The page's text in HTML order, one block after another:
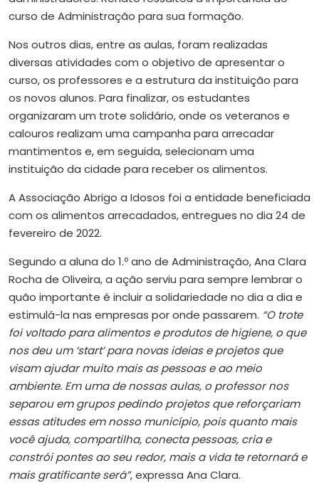
curso de Administração para sua formação.
Nos outros dias, entre as aulas, foram realizadas
diversas atividades com o objetivo de apresentar o
curso, os professores e a estrutura da instituição para
os novos alunos. Para finalizar, os estudantes
organizaram um trote solidário, onde os veteranos e
calouros realizam uma campanha para arrecadar
mantimentos e, em seguida, selecionam uma
instituição da cidade para receber os alimentos.
A Associação Abrigo a Idosos foi a entidade beneficiada
com os alimentos arrecadados, entregues no dia 24 de
fevereiro de 2022.
Segundo a aluna do 1.º ano de Administração, Ana Clara
Rocha de Oliveira, a ação serviu para sempre lembrar o
quão importante é incluir a solidariedade no dia a dia e
estimulá-la nas empresas por onde passarem. “O trote
foi voltado para alimentos e produtos de higiene, o que
nos deu um ‘start’ para novas ideias e projetos que
visam ajudar muito mais as pessoas e ao meio
ambiente. Em uma de nossas aulas, o professor nos
separou em grupos pedindo projetos que reforçariam
essas atitudes em nosso município, pois quanto mais
você ajuda, compartilha, conecta pessoas, cria e
constrói pontes ao seu redor, mais a vida te retornará e
mais gratificante será”, expressa Ana Clara.